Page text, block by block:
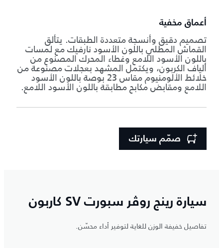
أعماق مخفية
تصميم دقيق وأنسجة متعددة الطبقات. يتألق
القماش المطلي باللون الأسود نارفيك مع لمسات
باللون الأسود اللامع وغطاء المحرك المصنوع من
ألياف الكربون، ويكتمل المشهد بعجلات مصنوعة من
خلائط الألومنيوم مقاس 23 بوصة باللون الأسود
اللامع ومقابض مكابح مطابقة باللون الأسود اللامع.
صمّم سيارتك
سيارة رينج روڤر سبورت SV كاربون
تفاصيل خفيفة الوزن للغاية لتوفير أداء محسّن.